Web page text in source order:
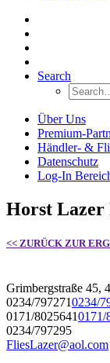
Search
Über Uns
Premium-
Händler- &
Datenschutz
Log-In
Horst Lazer
<< ZURÜCK ZUR
Grimbergstraße 45,
0234/7972710234/
0171/80256410171/
0234/797295
FliesLazer@aol.com